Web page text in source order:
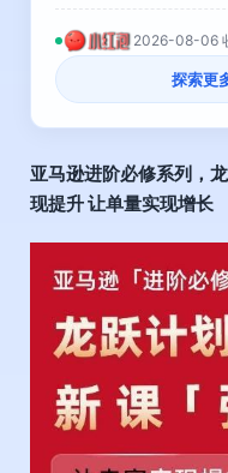
2026-08-06
探索更
亚马逊进阶必修系列 ，
现提升 让单量实现增长